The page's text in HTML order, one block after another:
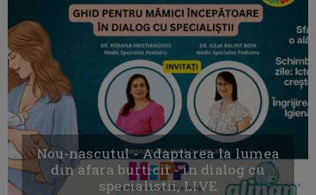
Nou-nascutul - Adaptarea la lumea
din afara burticii - in dialog cu
specialistii, LIVE